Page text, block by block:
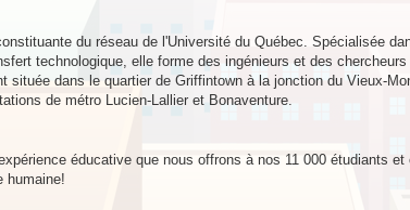
du réseau de l'Université du Québec. Spécialisée
technologique, elle forme des ingénieurs et des
située dans le quartier de Griffintown à la jonction du Vieux-
de métro Lucien-Lallier et Bonaventure.
éducative que nous offrons à nos 11 000 étudiants et
humaine!